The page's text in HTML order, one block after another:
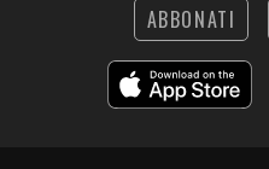
ABBONATI